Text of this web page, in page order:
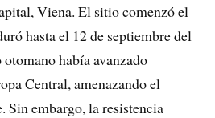
Viena. El sitio comenzó el
hasta el 12 de septiembre del
había avanzado
Central, amenazando el
Sin embargo, la resistencia